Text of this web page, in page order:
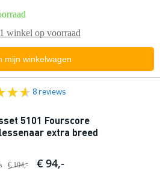
1 winkel op voorraad
mijn winkelwagen
8 reviews
5101 Fourscore
extra breed
€ 104,- € 94,-